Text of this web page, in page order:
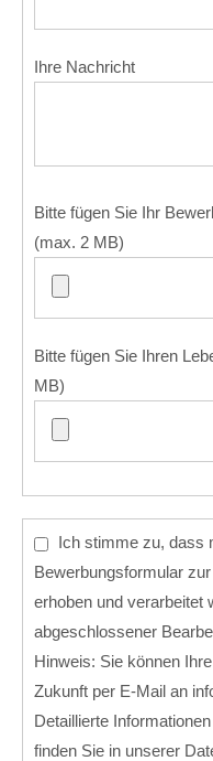
Ihre Nachricht
Bitte fügen Sie Ihr
(max. 2 MB)
Bitte fügen Sie Ihren
MB)
Ich stimme zu, dass
Bewerbungsformular
erhoben und verarbeitet
abgeschlossener
Hinweis: Sie können
Zukunft per E-Mail an
Detaillierte
finden Sie in unserer